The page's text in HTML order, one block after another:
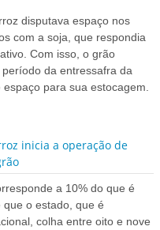
disputava espaço nos
com a soja, que respondia
Com isso, o grão
da entressafra da
para sua estocagem.
inicia a operação de
a 10% do que é
o estado, que é
colha entre oito e nove